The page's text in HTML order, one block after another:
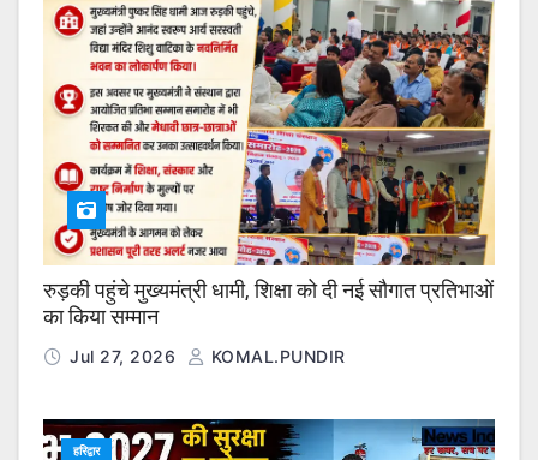
रुड़की पहुंचे मुख्यमंत्री धामी, शिक्षा को दी नई सौगात प्रतिभाओं
का किया सम्मान
Jul 27, 2026 KOMAL.PUNDIR
हरिद्वार